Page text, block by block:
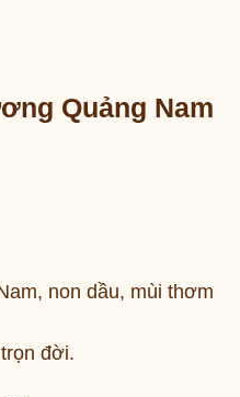
Quảng Nam
non dầu, mùi thơm
đời.